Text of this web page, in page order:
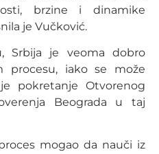
brzine i dinamike
je Vučković.
Srbija je veoma dobro
procesu, iako se može
pokretanje Otvorenog
Beograda u taj
mogao da nauči iz